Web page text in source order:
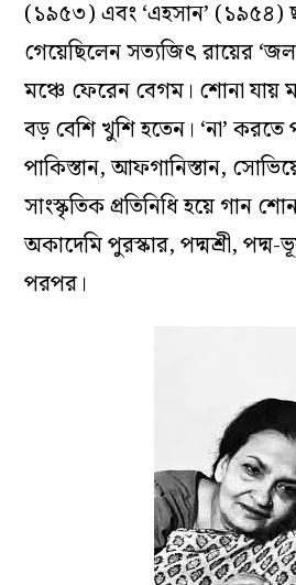
(১৯৫৩) এবং ‘এহসান’ (১৯৫৪)
গেয়েছিলেন সত্যজিৎ রায়ের
মঞ্চে ফেরেন বেগম। শোনা
বড় বেশি খুশি হতেন। ‘না’ করতে
পাকিস্তান, আফগানিস্তান,
সাংস্কৃতিক প্রতিনিধি হয়ে গান
অকাদেমি পুরস্কার, পদ্মশ্রী,
পরপর।